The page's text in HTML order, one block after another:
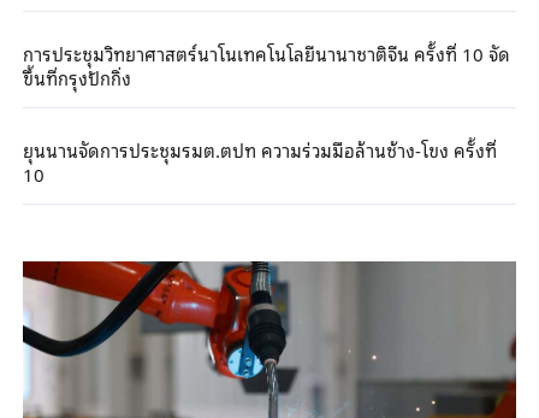
การประชุมวิทยาศาสตร์นาโนเทคโนโลยีนานาชาติจีน ครั้งที่ 10 จัด
ขึ้นที่กรุงปักกิ่ง
ยุนนานจัดการประชุมรมต.ตปท ความร่วมมือล้านช้าง-โขง ครั้งที่
10